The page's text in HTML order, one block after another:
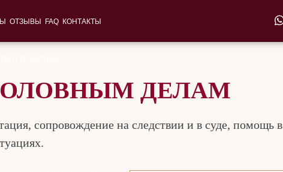
ОТЗЫВЫ FAQ КОНТАКТЫ
ДЕЛАМ
сопровождение на следствии и в суде, помощь